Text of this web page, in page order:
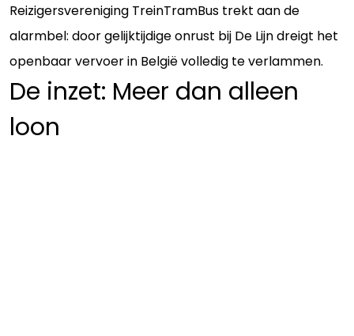
Reizigersvereniging TreinTramBus trekt aan de
alarmbel: door gelijktijdige onrust bij De Lijn dreigt het
openbaar vervoer in België volledig te verlammen.
De inzet: Meer dan alleen
loon